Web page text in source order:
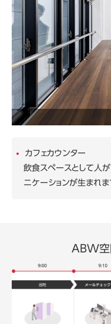
カフェカウンター
飲食スペースとして人
ニケーションが生まれま
ABW空